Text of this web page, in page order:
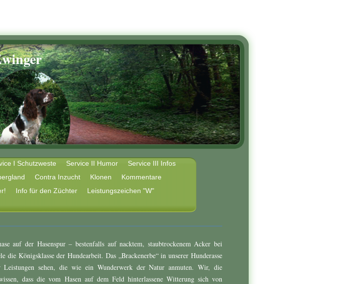
I Schutzweste Service II Humor
Service III Infos
Contra Inzucht Klonen
Kommentare
Info für den Züchter
Leistungszeichen "W"
auf der Hasenspur – bestenfalls auf nacktem, staubtrockenem Acker bei
Königsklasse der Hundearbeit. Das „Brackenerbe“ in unserer Hunderasse
Leistungen sehen, die wie ein Wunderwerk der Natur anmuten. Wir, die
dass die vom Hasen auf dem Feld hinterlassene Witterung sich von